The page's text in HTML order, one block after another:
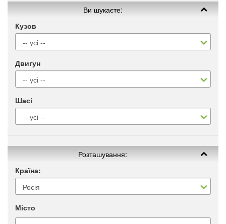
Ви шукаєте:
Кузов
Двигун
Шасі
Розташування:
Країна:
Місто